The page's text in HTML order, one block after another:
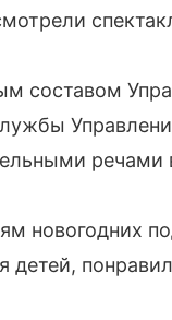
составом
речами
новогодних
детей,